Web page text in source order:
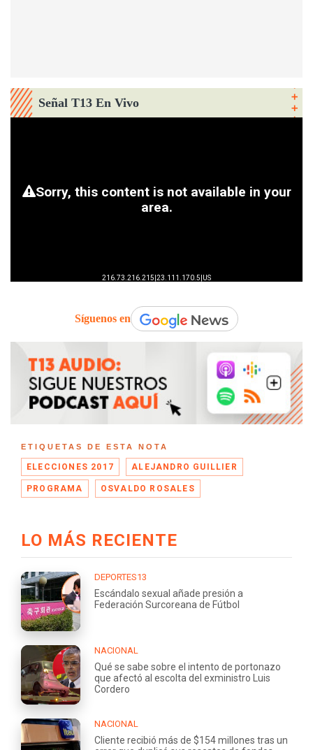
Señal T13 En Vivo
Síguenos en
ETIQUETAS DE ESTA NOTA
ELECCIONES 2017 ALEJANDRO GUILLIER
PROGRAMA OSVALDO ROSALES
LO MÁS RECIENTE
DEPORTES13
Escándalo sexual añade presión a
Federación Surcoreana de Fútbol
NACIONAL
Qué se sabe sobre el intento de portonazo
que afectó al escolta del exministro Luis
Cordero
NACIONAL
Cliente recibió más de $154 millones tras un